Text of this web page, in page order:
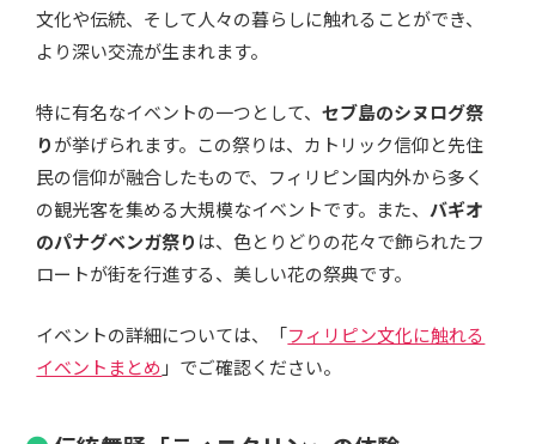
文化や伝統、そして人々の暮らしに触れることができ、
より深い交流が生まれます。
特に有名なイベントの一つとして、セブ島のシヌログ祭
りが挙げられます。この祭りは、カトリック信仰と先住
民の信仰が融合したもので、フィリピン国内外から多く
の観光客を集める大規模なイベントです。また、 バギオ
のパナグベンガ祭り は、色とりどりの花々で飾られたフ
ロートが街を行進する、美しい花の祭典です。
イベントの詳細については、「フィリピン文化に触れる
イベントまとめ 」でご確認ください。